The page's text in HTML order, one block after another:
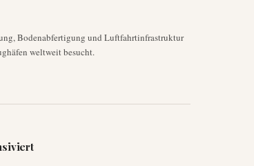
Bodenabfertigung und Luftfahrtinfrastruktur
weltweit besucht.